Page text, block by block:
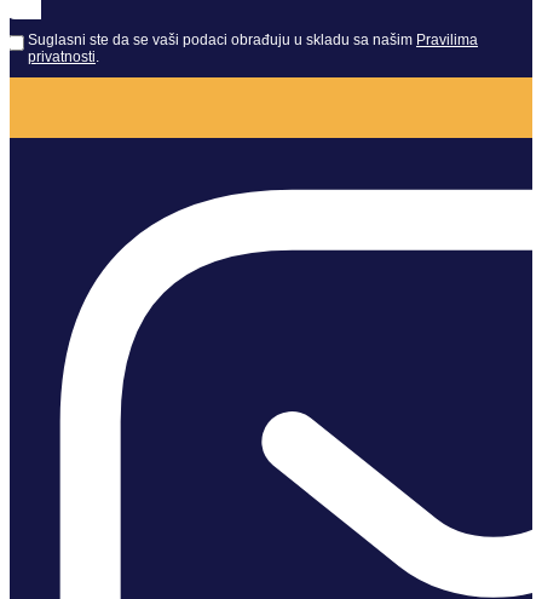
Suglasni ste da se vaši podaci obrađuju u skladu sa našim Pravilima
privatnosti